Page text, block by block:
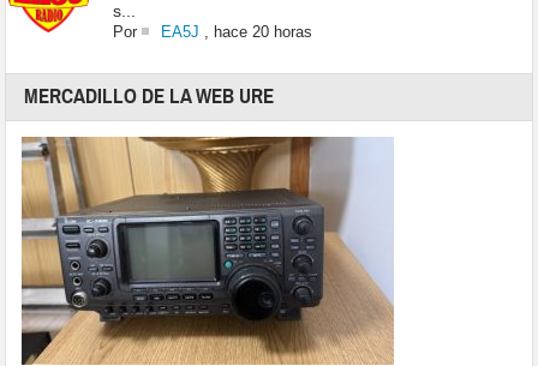
s...
Por EA5J , hace 20 horas
MERCADILLO DE LA WEB URE